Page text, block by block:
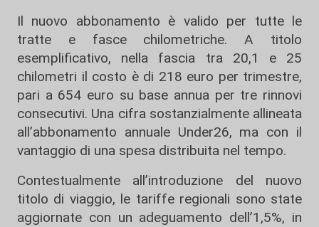
Il nuovo abbonamento è valido per tutte le
tratte e fasce chilometriche. A titolo
esemplificativo, nella fascia tra 20,1 e 25
chilometri il costo è di 218 euro per trimestre,
pari a 654 euro su base annua per tre rinnovi
consecutivi. Una cifra sostanzialmente allineata
all’abbonamento annuale Under26, ma con il
vantaggio di una spesa distribuita nel tempo.
Contestualmente all’introduzione del nuovo
titolo di viaggio, le tariffe regionali sono state
aggiornate con un adeguamento dell’1,5%, in